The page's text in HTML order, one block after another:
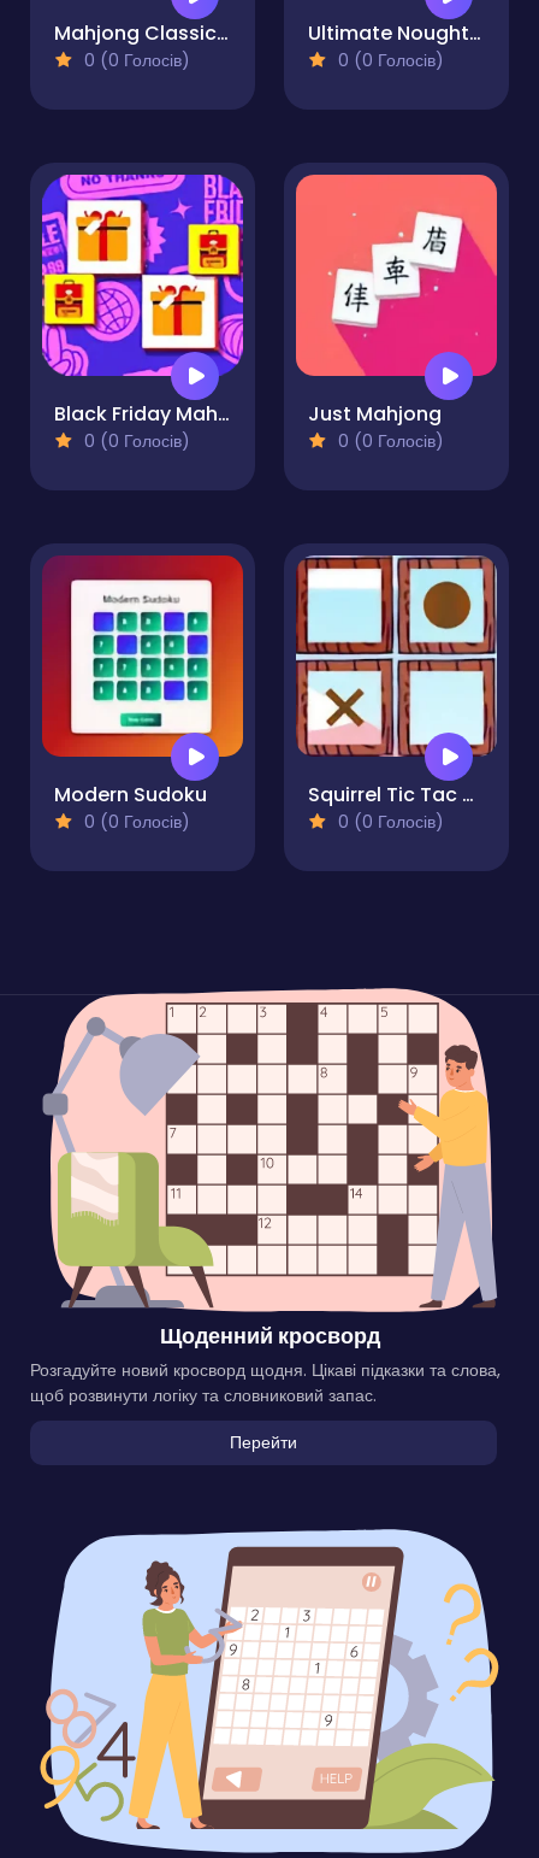
Mahjong Classical
0 (0 Голосів)
Ultimate Noughts & Crosses
0 (0 Голосів)
Black Friday Mahjong
0 (0 Голосів)
Just Mahjong
0 (0 Голосів)
Modern Sudoku
0 (0 Голосів)
Squirrel Tic Tac Toe
0 (0 Голосів)
Щоденний кросворд
Розгадуйте новий кросворд щодня. Цікаві підказки та слова,
щоб розвинути логіку та словниковий запас.
Перейти